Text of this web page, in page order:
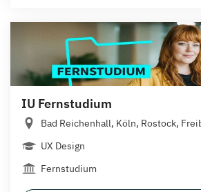
IU Fernstudium
Bad Reichenhall, Köln, Rostock,
UX Design
Fernstudium